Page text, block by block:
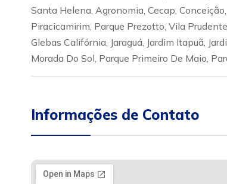
Santa Helena, Agronomia, Cecap,
Piracicamirim, Parque Prezotto, Vila
Glebas Califórnia, Jaraguá, Jardim Itapuã,
Morada Do Sol, Parque Primeiro De Maio,
Informações de Contato